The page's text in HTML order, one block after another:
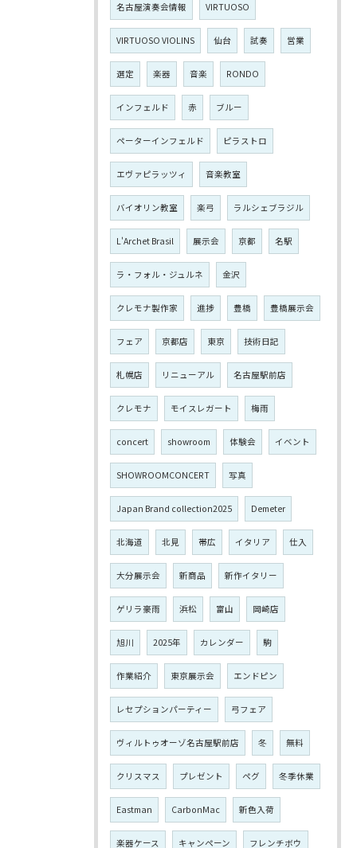
名古屋演奏会情報 VIRTUOSO
VIRTUOSO VIOLINS 仙台 試奏 営業
選定 楽器 音楽 RONDO
インフェルド 赤 ブルー
ペーターインフェルド ピラストロ
エヴァピラッツィ 音楽教室
バイオリン教室 楽弓 ラルシェブラジル
L'Archet Brasil 展示会 京都 名駅
ラ・フォル・ジュルネ 金沢
クレモナ製作家 進捗 豊橋 豊橋展示会
フェア 京都店 東京 技術日記
札幌店 リニューアル 名古屋駅前店
クレモナ モイスレガート 梅雨
concert showroom 体験会 イベント
SHOWROOMCONCERT 写真
Japan Brand collection2025 Demeter
北海道 北見 帯広 イタリア 仕入
大分展示会 新商品 新作イタリー
ゲリラ豪雨 浜松 富山 岡崎店
旭川 2025年 カレンダー 駒
作業紹介 東京展示会 エンドピン
レセプションパーティー 弓フェア
ヴィルトゥオーゾ名古屋駅前店 冬 無料
クリスマス プレゼント ペグ 冬季休業
Eastman CarbonMac 新色入荷
楽器ケース キャンペーン フレンチボウ